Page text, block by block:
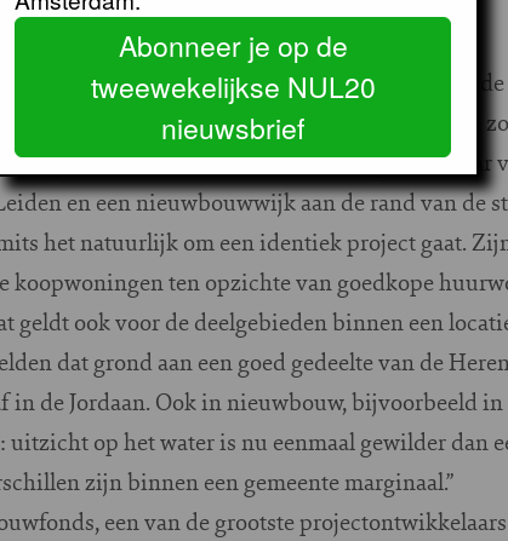
woningen?
dat woningen onbetaalbaar worden vanwege
grondprijzen zijn gestegen omdat de woningen
Rigo heeft wel eens een onderzoek gedaan
en een nieuwbouwwijk aan de rand van de
het natuurlijk om een identiek project gaat.
ten opzichte van goedkope
geldt ook voor de deelgebieden binnen een
dat grond aan een goed gedeelte van de
in de Jordaan. Ook in nieuwbouw, bijvoorbeeld
op het water is nu eenmaal gewilder dan
zijn binnen een gemeente marginaal.”
een van de grootste
Abonneer je op de
tweewekelijkse NUL20
nieuwsbrief